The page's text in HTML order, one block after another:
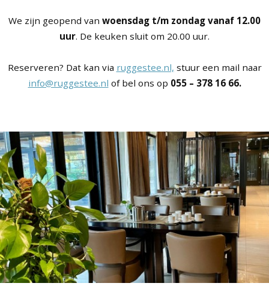
We zijn geopend van woensdag t/m zondag vanaf 12.00
uur. De keuken sluit om 20.00 uur.
Reserveren? Dat kan via ruggestee.nl, stuur een mail naar
info@ruggestee.nl of bel ons op 055 – 378 16 66.